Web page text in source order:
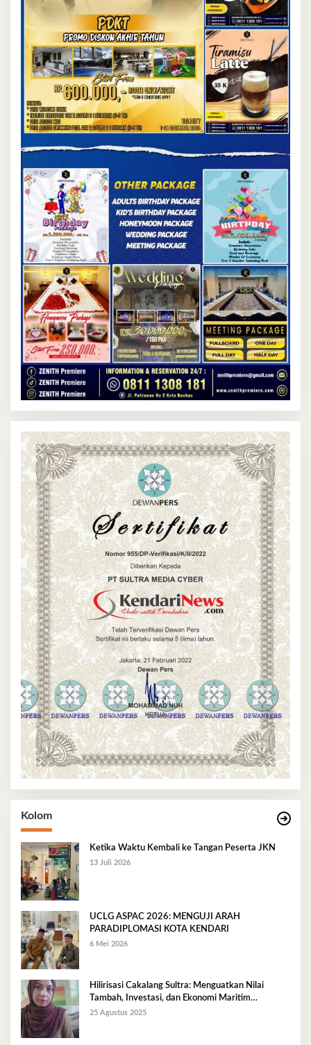
Kolom
Ketika Waktu Kembali ke Tangan Peserta JKN
13 Juli 2026
UCLG ASPAC 2026: MENGUJI ARAH
PARADIPLOMASI KOTA KENDARI
6 Mei 2026
Hilirisasi Cakalang Sultra: Menguatkan Nilai
Tambah, Investasi, dan Ekonomi Maritim
Berkelanjutan
25 Agustus 2025